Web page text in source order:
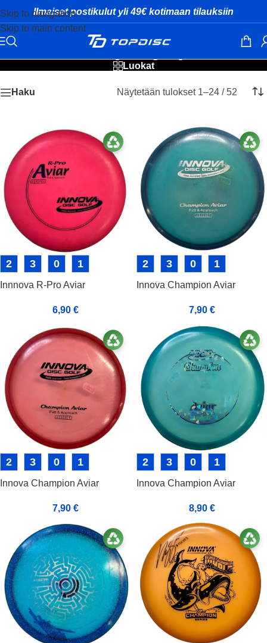
Skip to navigation
Skip to main content
Ilmaiset postikulut yli 49€ kotimaan tilauksiin
Innova käytetyt putterit
Luokat
Haku Näytetään tulokset 1–24 / 52
2 3 0 1
Innnova R-Pro Aviar
6,90 €
2 3 0 1
Innova Champion Aviar
7,90 €
2 3 0 1
Innova Champion Aviar
7,90 €
2 3 0 1
Innova Champion Aviar
8,90 €